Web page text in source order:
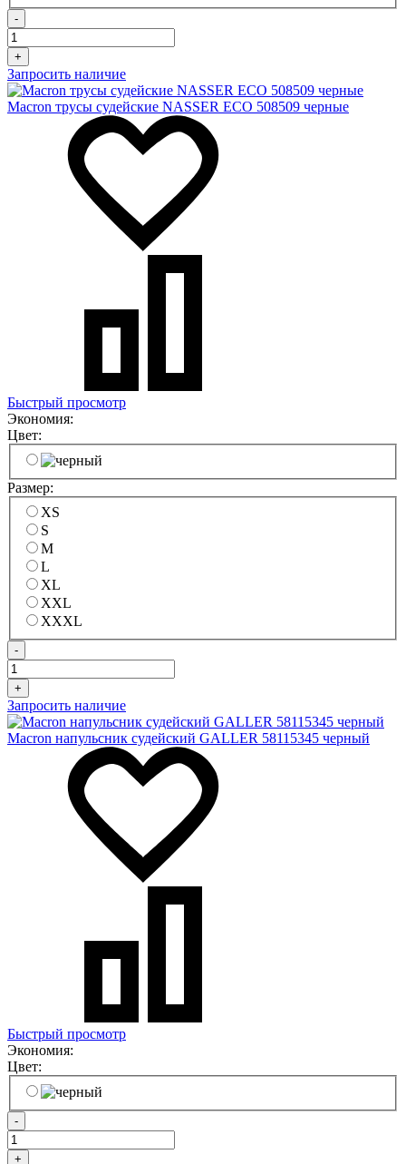
-
+
Запросить наличие
Macron трусы судейские NASSER ECO 508509 черные
Быстрый просмотр
Экономия:
Цвет:
Размер:
XS
S
M
L
XL
XXL
XXXL
-
+
Запросить наличие
Macron напульсник судейский GALLER 58115345 черный
Быстрый просмотр
Экономия:
Цвет:
-
+